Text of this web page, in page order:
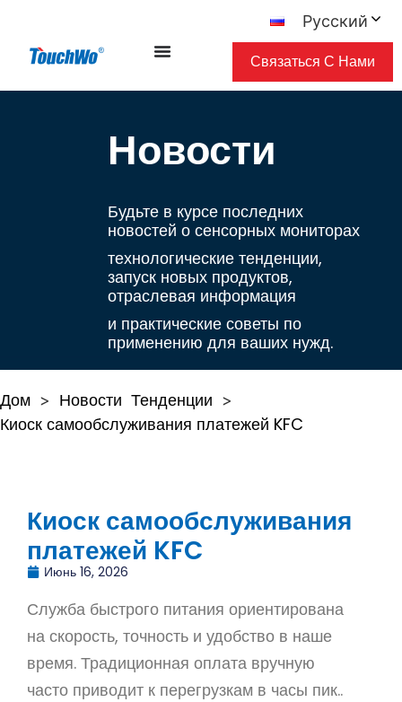
Русский
Связаться С Нами
Новости
Будьте в курсе последних
новостей о сенсорных мониторах
технологические тенденции,
запуск новых продуктов,
отраслевая информация
и практические советы по
применению для ваших нужд.
Дом > Новости Тенденции >
Киоск самообслуживания платежей KFC
Киоск самообслуживания
платежей KFC
Июнь 16, 2026
Служба быстрого питания ориентирована
на скорость, точность и удобство в наше
время. Традиционная оплата вручную
часто приводит к перегрузкам в часы пик..